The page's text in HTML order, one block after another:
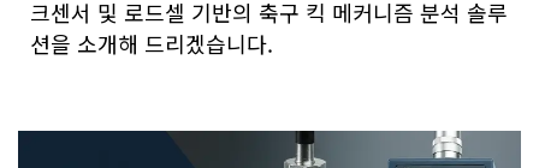
크센서 및 로드셀 기반의 축구 킥 메커니즘 분석 솔루
션을 소개해 드리겠습니다.